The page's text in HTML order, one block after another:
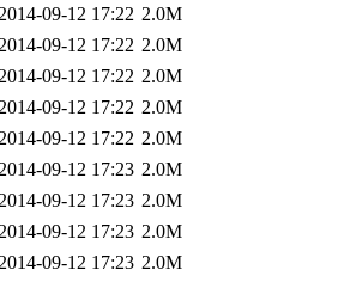
09-12 17:22 2.0M
09-12 17:22 2.0M
09-12 17:22 2.0M
09-12 17:22 2.0M
09-12 17:22 2.0M
09-12 17:23 2.0M
09-12 17:23 2.0M
09-12 17:23 2.0M
09-12 17:23 2.0M